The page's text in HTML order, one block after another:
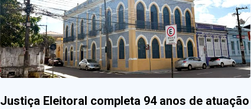
Justiça Eleitoral completa 94 anos de atuação